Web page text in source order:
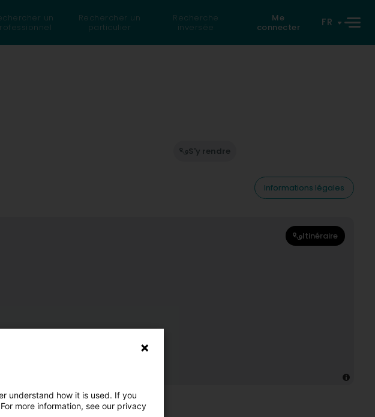
un
Rechercher un
particulier
Recherche
inversée
Me
connecter
FR
S'y rendre
Informations légales
Itinéraire
understand how it is used. If you
more information, see our privacy